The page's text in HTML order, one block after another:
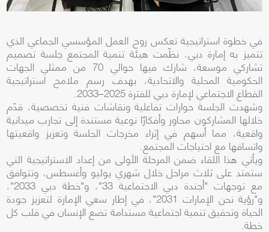
في خطوة استراتيجية تعكس روح العمل المؤسسي الجماعي الذي
تتميز به إمارة دبي، نظّمت هيئة تنمية المجتمع جلسة تصميم
تشاركي موسعة، شارك فيها حوالي 70 من ممثلي الجهات
الحكومية المحلية والاتحادية، بهدف رسم ملامح استراتيجية
القطاع الاجتماعي لإمارة دبي للفترة 2025–2033.
وشهدت الجلسة حوارات تفاعلية ونقاشات فنية تخصصية، قدّم
خلالها المشاركون محاور وأفكارًا نوعية مستندة إلى تجارب ميدانية
واقعية، مما أسهم في إثراء مخرجات الجلسة وتعزيز واقعيتها
واتساقها مع احتياجات المجتمع.
ويأتي هذا اللقاء ضمن المرحلة الأولى من إعداد الاستراتيجية التي
ستمتد على ثلاث مراحل خلال شهري يوليو وأغسطس، وتتوافق
مع توجهات "أجندة دبي الاجتماعية 33"، و"خطة دبي 2033"،
و"رؤية نحن الإمارات 2031"، في إطار سعي الإمارة لتعزيز جودة
الحياة وتحقيق تنمية اجتماعية مستدامة تضع الإنسان في قلب كل
خطة.